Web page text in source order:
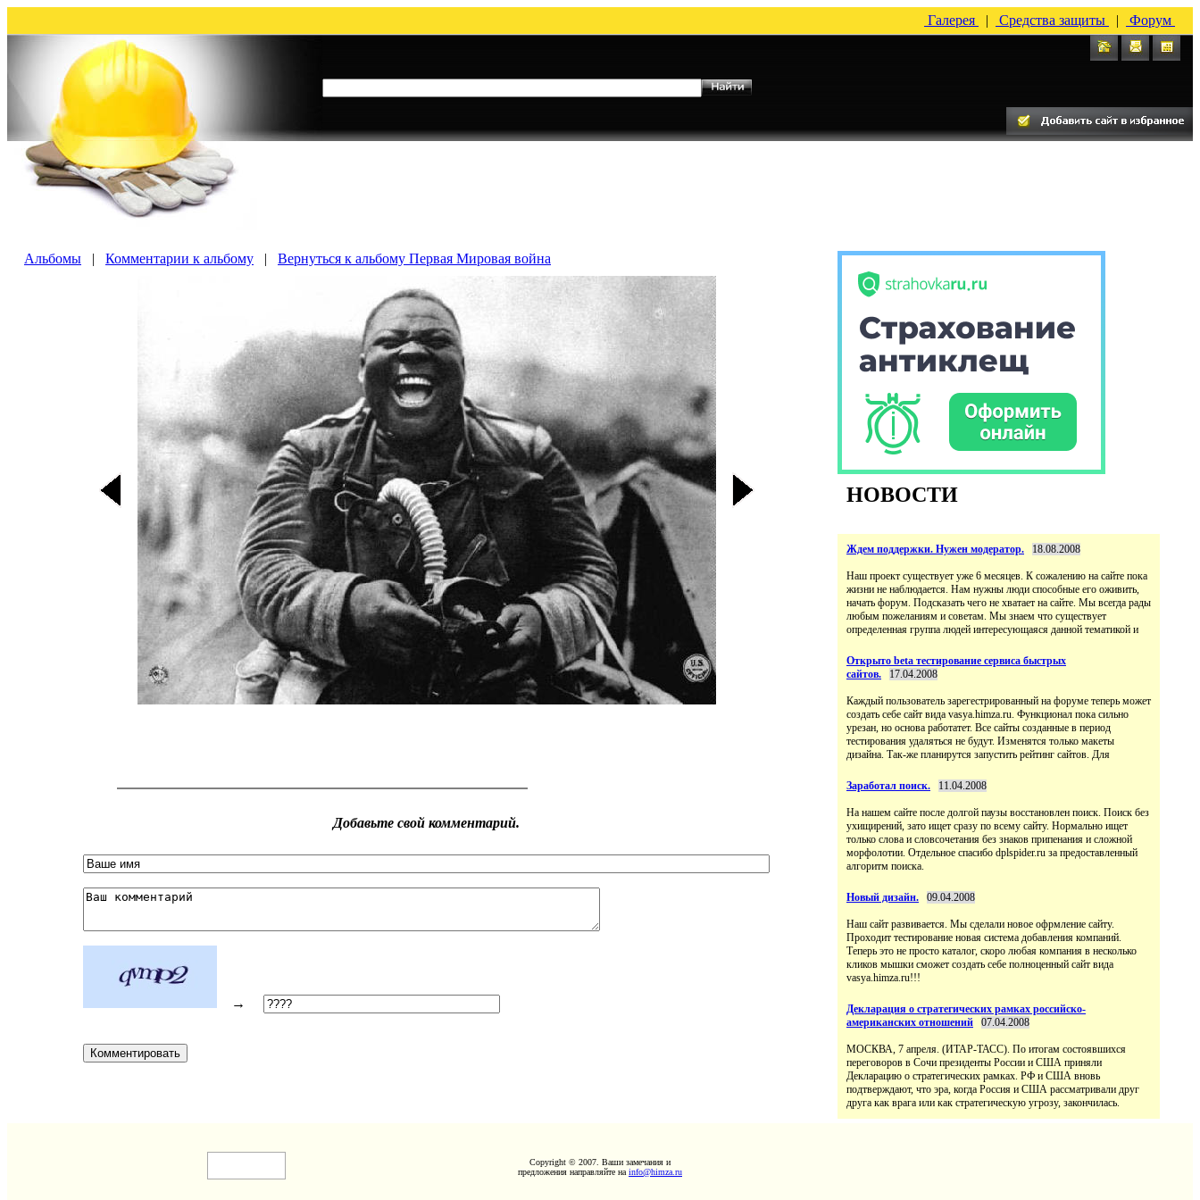
Галерея | Средства защиты | Форум
Альбомы | Комментарии к альбому | Вернуться к альбому Первая Мировая война
Добавьте свой комментарий.
→
НОВОСТИ
Ждем поддержки. Нужен модератор. 18.08.2008
Наш проект существует уже 6 месяцев. К сожалению на сайте пока
жизни не наблюдается. Нам нужны люди способные его оживить,
начать форум. Подсказать чего не хватает на сайте. Мы всегда рады
любым пожеланиям и советам. Мы знаем что существует
определенная группа людей интересующаяся данной тематикой и
Открыто beta тестирование сервиса быстрых
сайтов.
17.04.2008
Каждый пользователь зарегестрированный на форуме теперь может
создать себе сайт вида vasya.himza.ru. Функционал пока сильно
урезан, но основа работатет. Все сайты созданные в период
тестирования удаляться не будут. Изменятся только макеты
дизайна. Так-же планирутся запустить рейтинг сайтов. Для
Заработал поиск. 11.04.2008
На нашем сайте после долгой паузы восстановлен поиск. Поиск без
ухищирений, зато ищет сразу по всему сайту. Нормально ищет
только слова и словсочетания без знаков припенания и сложной
морфолотии. Отдельное спасибо dplspider.ru за предоставленный
алгоритм поиска.
Новый дизайн. 09.04.2008
Наш сайт развивается. Мы сделали новое офрмление сайту.
Проходит тестирование новая система добавления компаний.
Теперь это не просто каталог, скоро любая компания в несколько
кликов мышки сможет создать себе полноценный сайт вида
vasya.himza.ru!!!
Декларация о стратегических рамках российско-
американских отношений
07.04.2008
МОСКВА, 7 апреля. (ИТАР-ТАСС). По итогам состоявшихся
переговоров в Сочи президенты России и США приняли
Декларацию о стратегических рамках. РФ и США вновь
подтверждают, что эра, когда Россия и США рассматривали друг
друга как врага или как стратегическую угрозу, закончилась.
Copyright © 2007. Ваши замечания и
предложения направляйте на info@himza.ru